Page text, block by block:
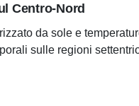
Centro-Nord
da sole e
sulle regioni